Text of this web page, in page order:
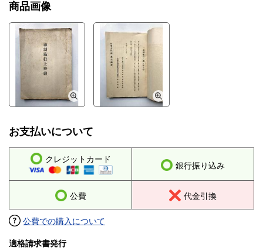
商品画像
お支払いについて
クレジットカード
銀行振り込み
公費 代金引換
公費での購入について
適格請求書発行